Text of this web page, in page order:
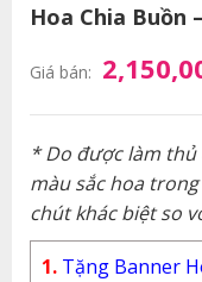
Hoa Chia Buồn
Giá bán:
* Do được làm
màu sắc hoa
chút khác biệt so
1. Tặng Banner